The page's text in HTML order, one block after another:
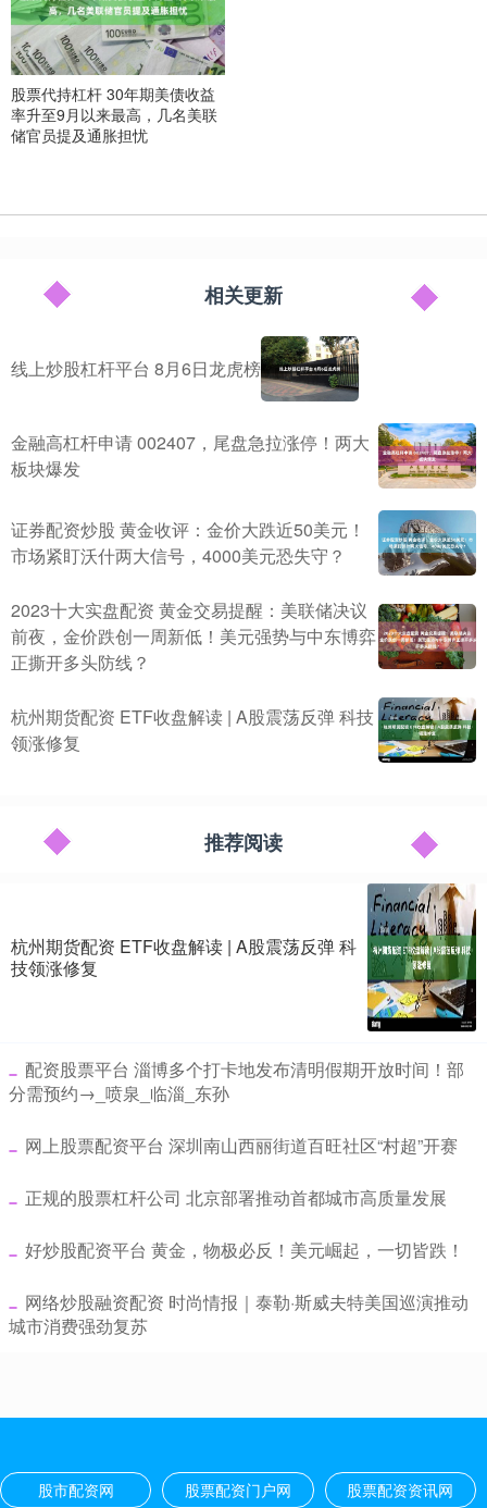
股票代持杠杆 30年期美债收益
率升至9月以来最高，几名美联
储官员提及通胀担忧
相关更新
线上炒股杠杆平台 8月6日龙虎榜
金融高杠杆申请 002407，尾盘急拉涨停！两大
板块爆发
证券配资炒股 黄金收评：金价大跌近50美元！
市场紧盯沃什两大信号，4000美元恐失守？
2023十大实盘配资 黄金交易提醒：美联储决议
前夜，金价跌创一周新低！美元强势与中东博弈
正撕开多头防线？
杭州期货配资 ETF收盘解读 | A股震荡反弹 科技
领涨修复
推荐阅读
杭州期货配资 ETF收盘解读 | A股震荡反弹 科
技领涨修复
​配资股票平台 淄博多个打卡地发布清明假期开放时间！部
分需预约→_喷泉_临淄_东孙
​网上股票配资平台 深圳南山西丽街道百旺社区“村超”开赛
​正规的股票杠杆公司 北京部署推动首都城市高质量发展
​好炒股配资平台 黄金，物极必反！美元崛起，一切皆跌！
​网络炒股融资配资 时尚情报｜泰勒·斯威夫特美国巡演推动
城市消费强劲复苏
股市配资网 股票配资门户网 股票配资资讯网